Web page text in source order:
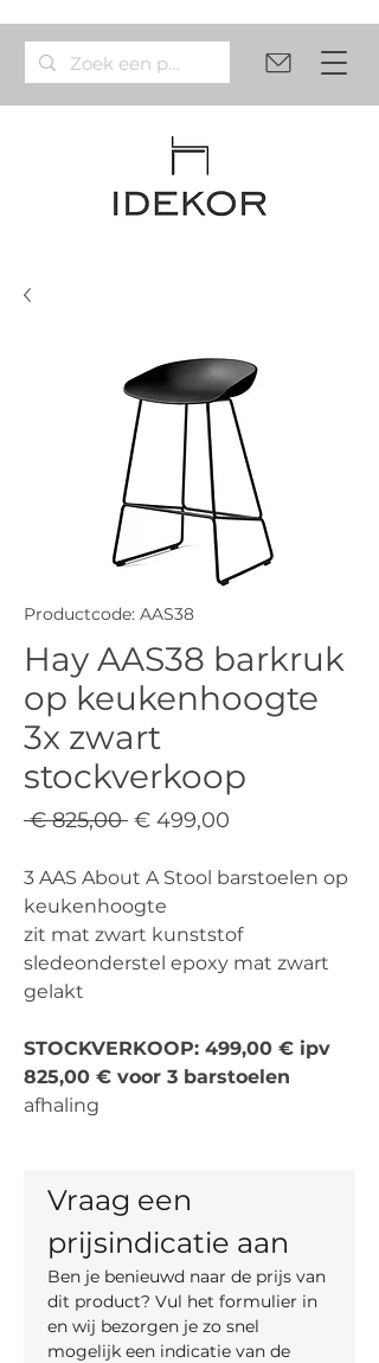
Productcode: AAS38
Hay AAS38 barkruk
op keukenhoogte
3x zwart
stockverkoop
€ 825,00 Normale
€ 499,00
3 AAS About A Stool barstoelen op
keukenhoogte
zit mat zwart kunststof
sledeonderstel epoxy mat zwart
gelakt
STOCKVERKOOP: 499,00 € ipv
825,00 € voor 3 barstoelen
afhaling
Vraag een
prijsindicatie aan
Ben je benieuwd naar de prijs van
dit product? Vul het formulier in
en wij bezorgen je zo snel
mogelijk een indicatie van de